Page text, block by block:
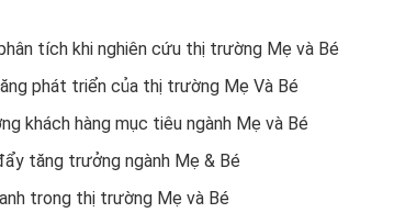
tích khi nghiên cứu thị trường Mẹ và Bé
phát triển của thị trường Mẹ Và Bé
khách hàng mục tiêu ngành Mẹ và Bé
tăng trưởng ngành Mẹ & Bé
trong thị trường Mẹ và Bé